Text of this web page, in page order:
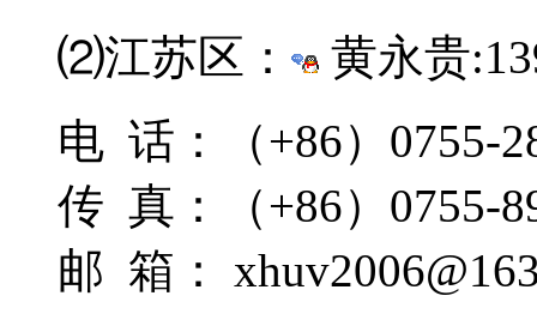
⑵江苏区：
黄永贵
电 话：（+86）0755-
传 真：（+86）0755-
邮 箱：